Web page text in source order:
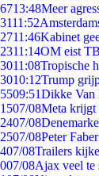
6713:48Meer
3111:52
2711:46Kabinet
2311:14OM eist
3011:08Tropische
3010:12Trump
5509:51Dikke Van
1507/08Meta krijgt
2407/08
2507/08Peter
407/08Trailers
007/08Ajax veel te